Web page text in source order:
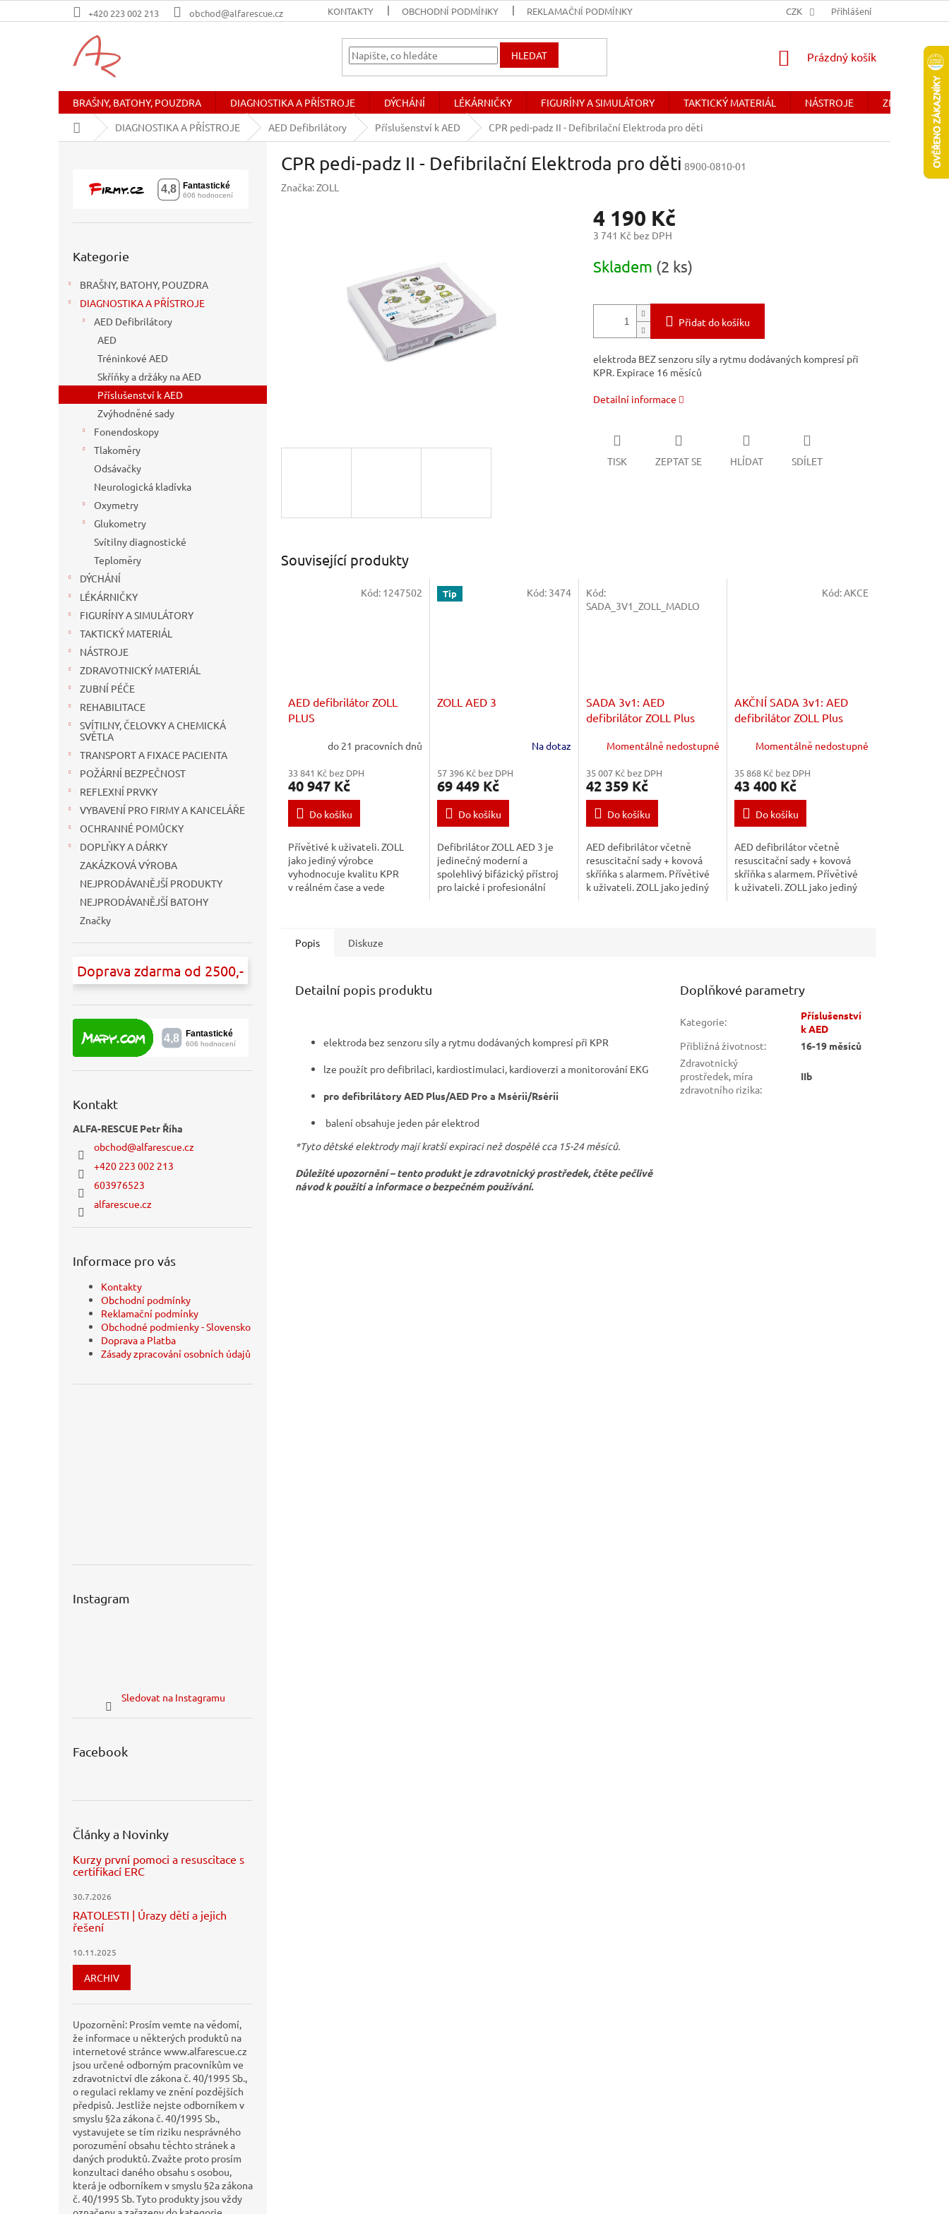
na
+420 223 002 213 obchod@alfarescue.cz KONTAKTY OBCHODNÍ PODMÍNKY REKLAMAČNÍ PODMÍNKY OBCHODNÉ PODMIENKY - SLOVENSKO DOPRAVA A PLATBA
CZK Přihlášení
HLEDAT
NÁKUPNÍ
Prázdný košík
BRAŠNY, BATOHY, POUZDRA DIAGNOSTIKA A PŘÍSTROJE DÝCHÁNÍ LÉKÁRNIČKY FIGURÍNY A SIMULÁTORY TAKTICKÝ MATERIÁL NÁSTROJE
Domů
DIAGNOSTIKA A PŘÍSTROJE AED Defibrilátory Příslušenství k AED CPR pedi-padz II - Defibrilační Elektroda pro děti
kategorie
Kategorie
BRAŠNY, BATOHY, POUZDRA
DIAGNOSTIKA A PŘÍSTROJE
AED Defibrilátory
AED
Tréninkové AED
Skříňky a držáky na AED
Příslušenství k AED
Zvýhodněné sady
Fonendoskopy
Tlakoměry
Odsávačky
Neurologická kladívka
Oxymetry
Glukometry
Svítilny diagnostické
Teploměry
DÝCHÁNÍ
LÉKÁRNIČKY
FIGURÍNY A SIMULÁTORY
TAKTICKÝ MATERIÁL
NÁSTROJE
ZDRAVOTNICKÝ MATERIÁL
ZUBNÍ PÉČE
REHABILITACE
SVÍTILNY, ČELOVKY A CHEMICKÁ
SVĚTLA
TRANSPORT A FIXACE PACIENTA
POŽÁRNÍ BEZPEČNOST
REFLEXNÍ PRVKY
VYBAVENÍ PRO FIRMY A KANCELÁŘE
OCHRANNÉ POMŮCKY
DOPLŇKY A DÁRKY
ZAKÁZKOVÁ VÝROBA
NEJPRODÁVANĚJŠÍ PRODUKTY
NEJPRODÁVANĚJŠÍ BATOHY
Značky
Doprava zdarma od 2500,-
Kontakt
ALFA-RESCUE Petr Říha
obchod@alfarescue.cz
+420 223 002 213
603976523
alfarescue.cz
Informace pro vás
Kontakty
Obchodní podmínky
Reklamační podmínky
Obchodné podmienky - Slovensko
Doprava a Platba
Zásady zpracování osobních údajů
Instagram
Sledovat na Instagramu
Facebook
Články a Novinky
Kurzy první pomoci a resuscitace s
certifikací ERC
30.7.2026
RATOLESTI | Úrazy dětí a jejich
řešení
10.11.2025
ARCHIV
Upozornění: Prosím vemte na vědomí,
že informace u některých produktů na
internetové stránce www.alfarescue.cz
jsou určené odborným pracovníkům ve
zdravotnictví dle zákona č. 40/1995 Sb.,
o regulaci reklamy ve znění pozdějších
předpisů. Jestliže nejste odborníkem v
smyslu §2a zákona č. 40/1995 Sb.,
vystavujete se tím riziku nesprávného
porozumění obsahu těchto stránek a
daných produktů. Zvažte proto prosím
konzultaci daného obsahu s osobou,
která je odborníkem v smyslu §2a zákona
č. 40/1995 Sb. Tyto produkty jsou vždy
CPR pedi-padz II - Defibrilační Elektroda pro děti 8900-0810-01
Značka:ZOLL
4 190 Kč
3 741 Kč bez DPH
cena:
Skladem (2 ks)
Přidat do košíku
elektroda BEZ senzoru síly a rytmu dodávaných kompresí při
KPR. Expirace 16 měsíců
Detailní informace
TISK ZEPTAT SE HLÍDAT SDÍLET
Související produkty
AED defibrilátor ZOLL
PLUS
do 21 pracovních dnů
33 841 Kč bez DPH
40 947 Kč
Do košíku
Přívětivé k uživateli. ZOLL
jako jediný výrobce
vyhodnocuje kvalitu KPR
v reálném čase a vede
frekvencí. Přímočará...
Kód: 1247502 Tip
ZOLL AED 3
Na dotaz
57 396 Kč bez DPH
69 449 Kč
Do košíku
Defibrilátor ZOLL AED 3 je
jedinečný moderní a
spolehlivý bifázický přístroj
pro laické i profesionální
Kód: 3474 Akce
SADA 3v1: AED
defibrilátor ZOLL Plus
skříňky na madlo s
Momentálně nedostupné
35 007 Kč bez DPH
42 359 Kč
Do košíku
AED defibrilátor včetně
resuscitační sady + kovová
skříňka s alarmem. Přívětivé
k uživateli. ZOLL jako jediný
Kód:
SADA_3V1_ZOLL_MADLO
AKČNÍ SADA 3v1: AED
defibrilátor ZOLL Plus
skříňky s alarmem
Momentálně nedostupné
35 868 Kč bez DPH
43 400 Kč
Do košíku
AED defibrilátor včetně
resuscitační sady + kovová
skříňka s alarmem. Přívětivé
k uživateli. ZOLL jako jediný
Kód:AKCE
Popis Diskuze
Detailní popis produktu
elektroda bez senzoru síly a rytmu dodávaných kompresí při KPR
lze použít pro defibrilaci, kardiostimulaci, kardioverzi a monitorování EKG
pro defibrilátory AED Plus/AED Pro a Msérii/Rsérii
balení obsahuje jeden pár elektrod
*Tyto dětské elektrody mají kratší expiraci než dospělé cca 15-24 měsíců.
Důležité upozornění – tento produkt je zdravotnický prostředek, čtěte pečlivě
návod k použití a informace o bezpečném používání.
Doplňkové parametry
Kategorie:
Příslušenství
k AED
Přibližná životnost:
16-19 měsíců
Zdravotnický
prostředek, míra
zdravotního rizika:
IIb